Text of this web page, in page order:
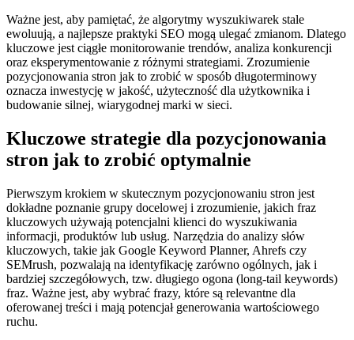
Ważne jest, aby pamiętać, że algorytmy wyszukiwarek stale
ewoluują, a najlepsze praktyki SEO mogą ulegać zmianom. Dlatego
kluczowe jest ciągłe monitorowanie trendów, analiza konkurencji
oraz eksperymentowanie z różnymi strategiami. Zrozumienie
pozycjonowania stron jak to zrobić w sposób długoterminowy
oznacza inwestycję w jakość, użyteczność dla użytkownika i
budowanie silnej, wiarygodnej marki w sieci.
Kluczowe strategie dla pozycjonowania
stron jak to zrobić optymalnie
Pierwszym krokiem w skutecznym pozycjonowaniu stron jest
dokładne poznanie grupy docelowej i zrozumienie, jakich fraz
kluczowych używają potencjalni klienci do wyszukiwania
informacji, produktów lub usług. Narzędzia do analizy słów
kluczowych, takie jak Google Keyword Planner, Ahrefs czy
SEMrush, pozwalają na identyfikację zarówno ogólnych, jak i
bardziej szczegółowych, tzw. długiego ogona (long-tail keywords)
fraz. Ważne jest, aby wybrać frazy, które są relevantne dla
oferowanej treści i mają potencjał generowania wartościowego
ruchu.